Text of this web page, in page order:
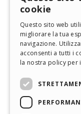
cookie
Questo sito web
migliorare la tua
navigazione.
acconsenti a tutti i
la nostra policy per